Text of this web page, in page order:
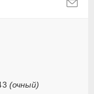
(очный)